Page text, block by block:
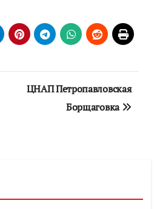
ЦНАП Петропавловская
Борщаговка